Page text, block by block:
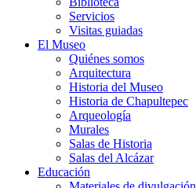
Servicios
Visitas guiadas
El Museo
Quiénes somos
Arquitectura
Historia del Museo
Historia de Chapultepec
Arqueología
Murales
Salas de Historia
Salas del Alcázar
Educación